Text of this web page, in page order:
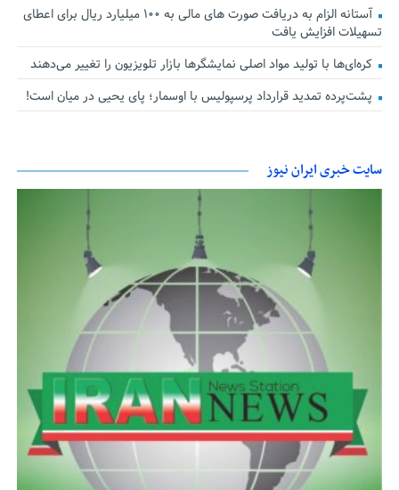
آستانه الزام به دریافت صورت های مالی به ۱۰۰ میلیارد ریال برای اعطای
تسهیلات افزایش یافت
کره‌ای‌ها با تولید مواد اصلی نمایشگرها بازار تلویزیون را تغییر می‌دهند
پشت‌پرده تمدید قرارداد پرسپولیس با اوسمار؛ پای یحیی در میان است!
سایت خبری ایران نیوز